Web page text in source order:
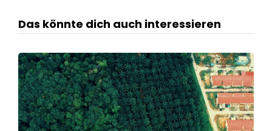
Das könnte dich auch interessieren